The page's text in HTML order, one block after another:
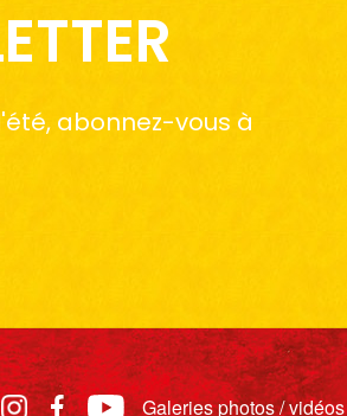
abonnez-vous à
Galeries photos / vidéos